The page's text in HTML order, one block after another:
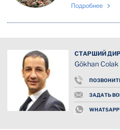
Подробнее
СТАРШИЙ
Gökhan Colak
ЗАДАТЬ
WHATSAPP